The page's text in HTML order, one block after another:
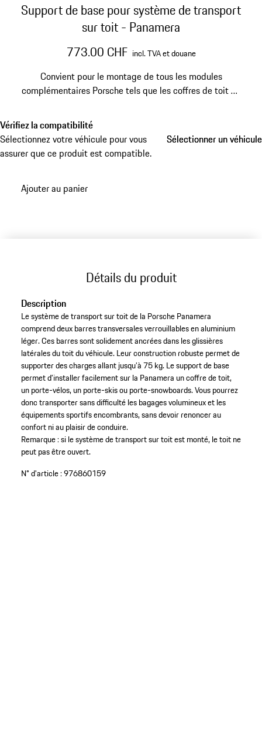
Support de base pour système de transport
sur toit - Panamera
773.00 CHF incl. TVA et douane
Convient pour le montage de tous les modules
complémentaires Porsche tels que les coffres de toit ou
en aluminium léger sont solidement ancrées dans les
glissières latérales du toit.
Vérifiez la compatibilité
Sélectionnez votre véhicule pour vous
assurer que ce produit est compatible.
Sélectionner un véhicule
Sélectionner un véhicule
Ajouter au panier
Détails du produit
Description
Le système de transport sur toit de la Porsche Panamera
comprend deux barres transversales verrouillables en aluminium
léger. Ces barres sont solidement ancrées dans les glissières
latérales du toit du véhicule. Leur construction robuste permet de
supporter des charges allant jusqu’à 75 kg. Le support de base
permet d’installer facilement sur la Panamera un coffre de toit,
un porte-vélos, un porte-skis ou porte-snowboards. Vous pourrez
donc transporter sans difficulté les bagages volumineux et les
équipements sportifs encombrants, sans devoir renoncer au
confort ni au plaisir de conduire.
Remarque : si le système de transport sur toit est monté, le toit ne
peut pas être ouvert.
N° d'article :976860159